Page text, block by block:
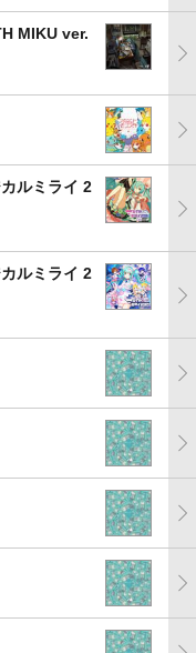
MIKU ver.
ルミライ 2
ルミライ 2